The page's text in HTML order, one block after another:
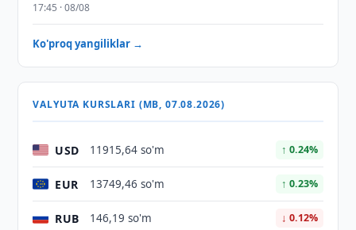
17:45 · 08/08
Ko'proq yangiliklar →
VALYUTA KURSLARI (MB, 07.08.2026)
USD 11915,64 so'm ↑ 0.24%
EUR 13749,46 so'm ↑ 0.23%
RUB 146,19 so'm ↓ 0.12%